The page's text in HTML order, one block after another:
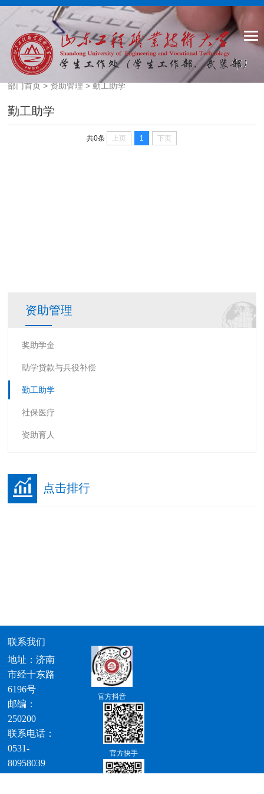
部门首页>资助管理>勤工助学
勤工助学
共0条 上页 1 下页
资助管理
奖助学金
助学贷款与兵役补偿
勤工助学
社保医疗
资助育人
点击排行
联系我们
地址：济南
市经十东路
6196号
邮编：
250200
联系电话：
0531-
80958039
官方抖音
官方快手